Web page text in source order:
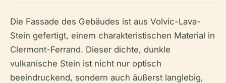
Die Fassade des Gebäudes ist aus Volvic-Lava-
Stein gefertigt, einem charakteristischen Material in
Clermont-Ferrand. Dieser dichte, dunkle
vulkanische Stein ist nicht nur optisch
beeindruckend, sondern auch äußerst langlebig,